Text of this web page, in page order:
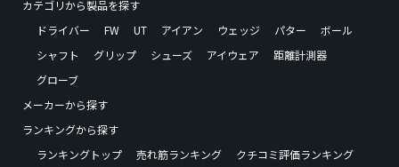
カテゴリから製品を探す
ドライバー
FW UT アイアン ウェッジ パター
ボール
シャフト
グリップ シューズ アイウェア
距離計測器
グローブ
メーカーから探す
ランキングから探す
ランキングトップ
売れ筋ランキング
クチコミ評価ランキング